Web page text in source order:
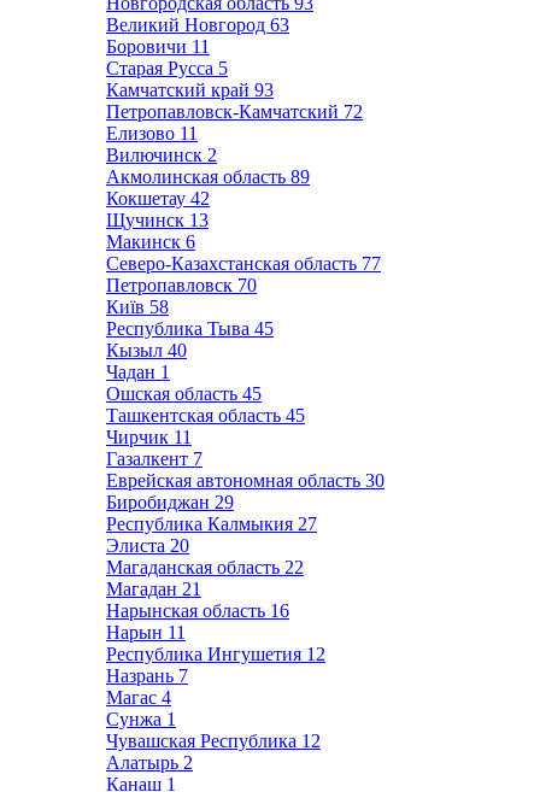
Великий Новгород 63
Боровичи 11
Старая Русса 5
Камчатский край 93
Петропавловск-Камчатский 72
Елизово 11
Вилючинск 2
Акмолинская область 89
Кокшетау 42
Щучинск 13
Макинск 6
Северо-Казахстанская область 77
Петропавловск 70
Київ 58
Республика Тыва 45
Кызыл 40
Чадан 1
Ошская область 45
Ташкентская область 45
Чирчик 11
Газалкент 7
Еврейская автономная область 30
Биробиджан 29
Республика Калмыкия 27
Элиста 20
Магаданская область 22
Магадан 21
Нарынская область 16
Нарын 11
Республика Ингушетия 12
Назрань 7
Магас 4
Сунжа 1
Чувашская Республика 12
Алатырь 2
Канаш 1